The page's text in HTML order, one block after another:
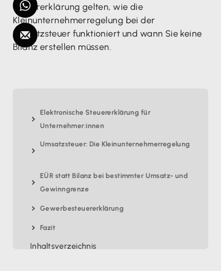
Steuererklärung gelten, wie die
Kleinunternehmerregelung bei der
Umsatzsteuer funktioniert und wann Sie keine
Bilanz erstellen müssen.‍
Elektronische Steuererklärung für
Unternehmer:innen
Umsatzsteuer: Die Kleinunternehmerregelung
EÜR statt Bilanz bei bestimmter Umsatz- und
Gewinngrenze
Gewerbesteuererklärung
Fazit
Inhaltsverzeichnis